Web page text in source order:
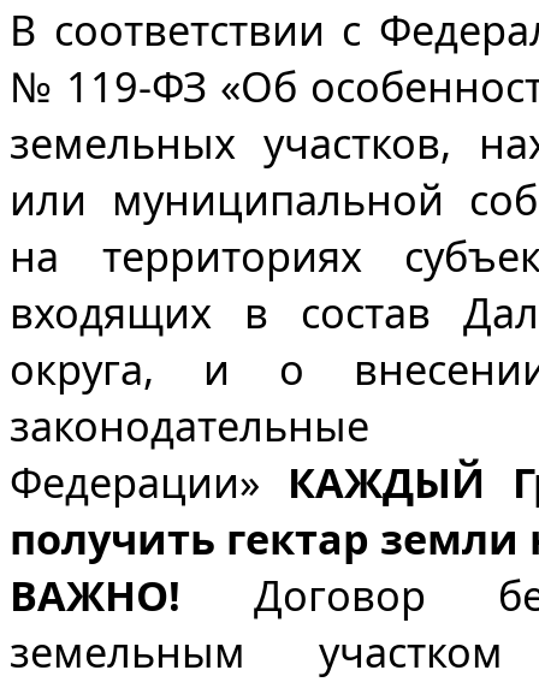
В соответствии с
№ 119-ФЗ «Об
земельных участков,
или муниципальной
на территориях
входящих в состав
округа, и о
Федерации» КАЖДЫЙ
получить гектар
ВАЖНО! Договор
земельным